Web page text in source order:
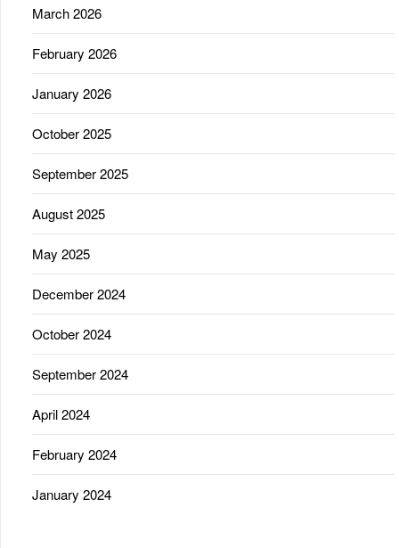
March 2026
February 2026
January 2026
October 2025
September 2025
August 2025
May 2025
December 2024
October 2024
September 2024
April 2024
February 2024
January 2024